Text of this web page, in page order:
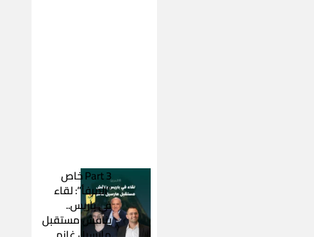
Part 3 خاص
“المرفأ”: لقاء
في باريس..
يناقش مستقبل